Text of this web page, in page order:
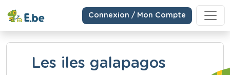
Connexion / Mon Compte
Les iles galapagos